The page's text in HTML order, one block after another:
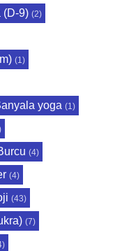
(D-9) (2)
(1)
yoga (1)
(4)
(4)
(43)
(7)